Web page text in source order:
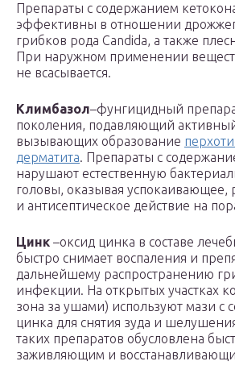
Препараты с содержанием
эффективны в отношении
грибков рода Candida, а также
При наружном применении
не всасывается.
Климбазол–фунгицидный
поколения, подавляющий
вызывающих образование
дерматита. Препараты с
нарушают естественную
головы, оказывая
и антисептическое действие на
Цинк –оксид цинка в составе
быстро снимает воспаления и
дальнейшему распространению
инфекции. На открытых участках
зона за ушами) используют мази с
цинка для снятия зуда и
таких препаратов обусловлена
заживляющим и